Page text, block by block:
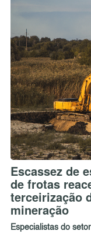
Escassez de
de frotas
terceirização
mineração
Especialistas do